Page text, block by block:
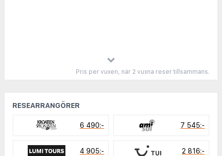
Pris per vuxen, när 2 vuxna reser tillsammans.
RESEARRANGÖRER
6 490:- 7 545:-
4 905:- 2 816:-